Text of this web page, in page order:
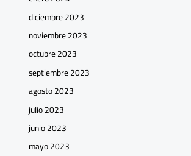
diciembre 2023
noviembre 2023
octubre 2023
septiembre 2023
agosto 2023
julio 2023
junio 2023
mayo 2023